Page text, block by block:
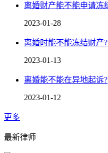
离婚财产能不能申请冻
2023-01-28
离婚时能不能冻结财产?
2023-01-13
离婚能不能在异地起诉?
2023-01-12
更多
最新律师